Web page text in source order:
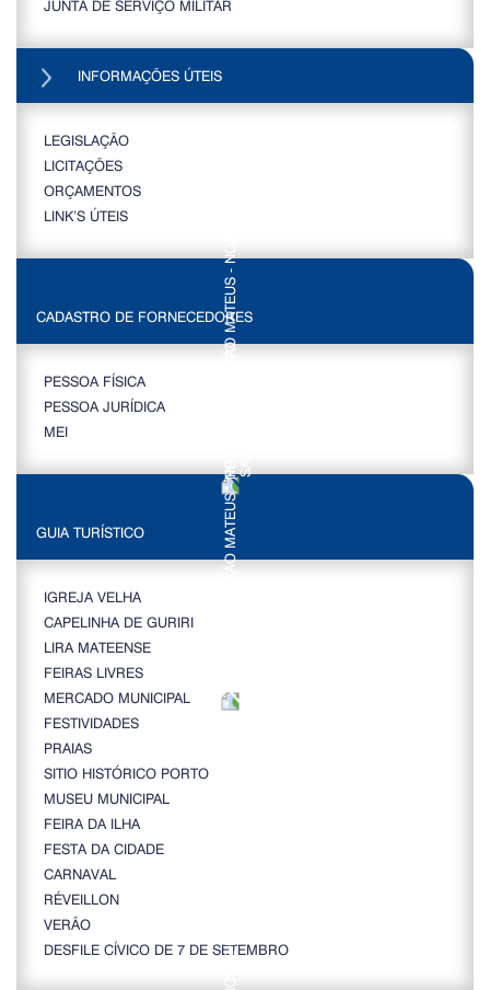
JUNTA DE SERVIÇO MILITAR
INFORMAÇÕES ÚTEIS
LEGISLAÇÃO
LICITAÇÕES
ORÇAMENTOS
LINK’S ÚTEIS
CADASTRO DE FORNECEDORES
PESSOA FÍSICA
PESSOA JURÍDICA
MEI
GUIA TURÍSTICO
IGREJA VELHA
CAPELINHA DE GURIRI
LIRA MATEENSE
FEIRAS LIVRES
MERCADO MUNICIPAL
FESTIVIDADES
PRAIAS
SITIO HISTÓRICO PORTO
MUSEU MUNICIPAL
FEIRA DA ILHA
FESTA DA CIDADE
CARNAVAL
RÉVEILLON
VERÃO
DESFILE CÍVICO DE 7 DE SETEMBRO